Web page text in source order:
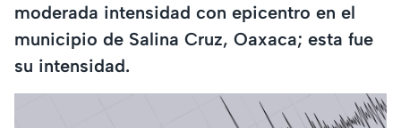
moderada intensidad con epicentro en el
municipio de Salina Cruz, Oaxaca; esta fue
su intensidad.